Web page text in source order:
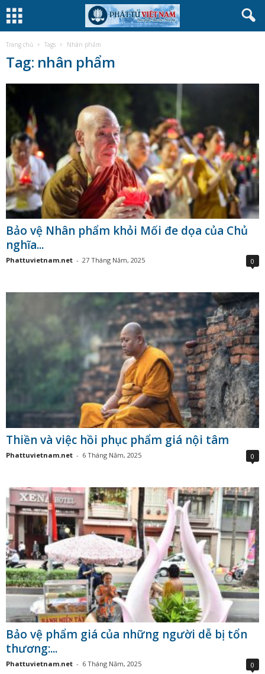
Trang chủ Tags Nhân phẩm
Tag: nhân phẩm
Bảo vệ Nhân phẩm khỏi Mối đe dọa của Chủ
nghĩa...
Phattuvietnam.net - 27 Tháng Năm, 2025 0
Thiền và việc hồi phục phẩm giá nội tâm
Phattuvietnam.net - 6 Tháng Năm, 2025 0
Bảo vệ phẩm giá của những người dễ bị tổn
thương:...
Phattuvietnam.net - 6 Tháng Năm, 2025 0